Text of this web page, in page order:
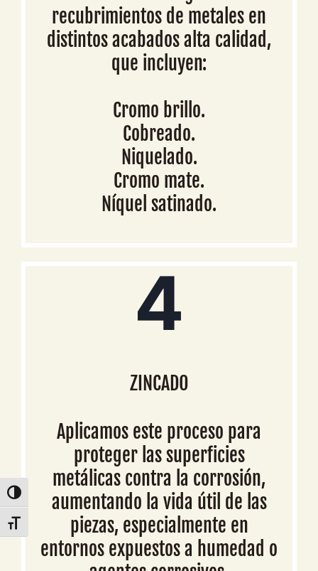
Alternar alto contraste
Alternar tamaño de letra
recubrimientos de metales en
distintos acabados alta calidad,
que incluyen:
Cromo brillo.
Cobreado.
Niquelado.
Cromo mate.
Níquel satinado.
4
ZINCADO
Aplicamos este proceso para
proteger las superficies
metálicas contra la corrosión,
aumentando la vida útil de las
piezas, especialmente en
entornos expuestos a humedad o